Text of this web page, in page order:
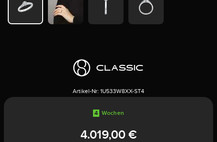
Artikel-Nr: 1U533W8XX-ST4
4 Wochen
4.019,00 €